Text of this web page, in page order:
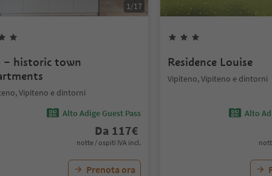
1/17
– historic town
Vipiteno e dintorni
Alto Adige Guest Pass
Da 117€
notte / ospiti IVA incl.
Prenota ora
Residence Louise
Vipiteno, Vipiteno e dintorni
Alto